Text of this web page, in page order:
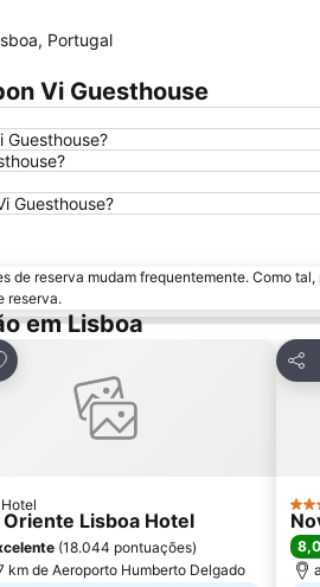
Portugal
Vi Guesthouse
Guesthouse?
Guesthouse?
de reserva mudam frequentemente. Como
reserva.
em Lisboa
aos favoritos
Hotel
Lisboa Hotel
(18.044 pontuações)
km de Aeroporto Humberto Delgado
4
8,0